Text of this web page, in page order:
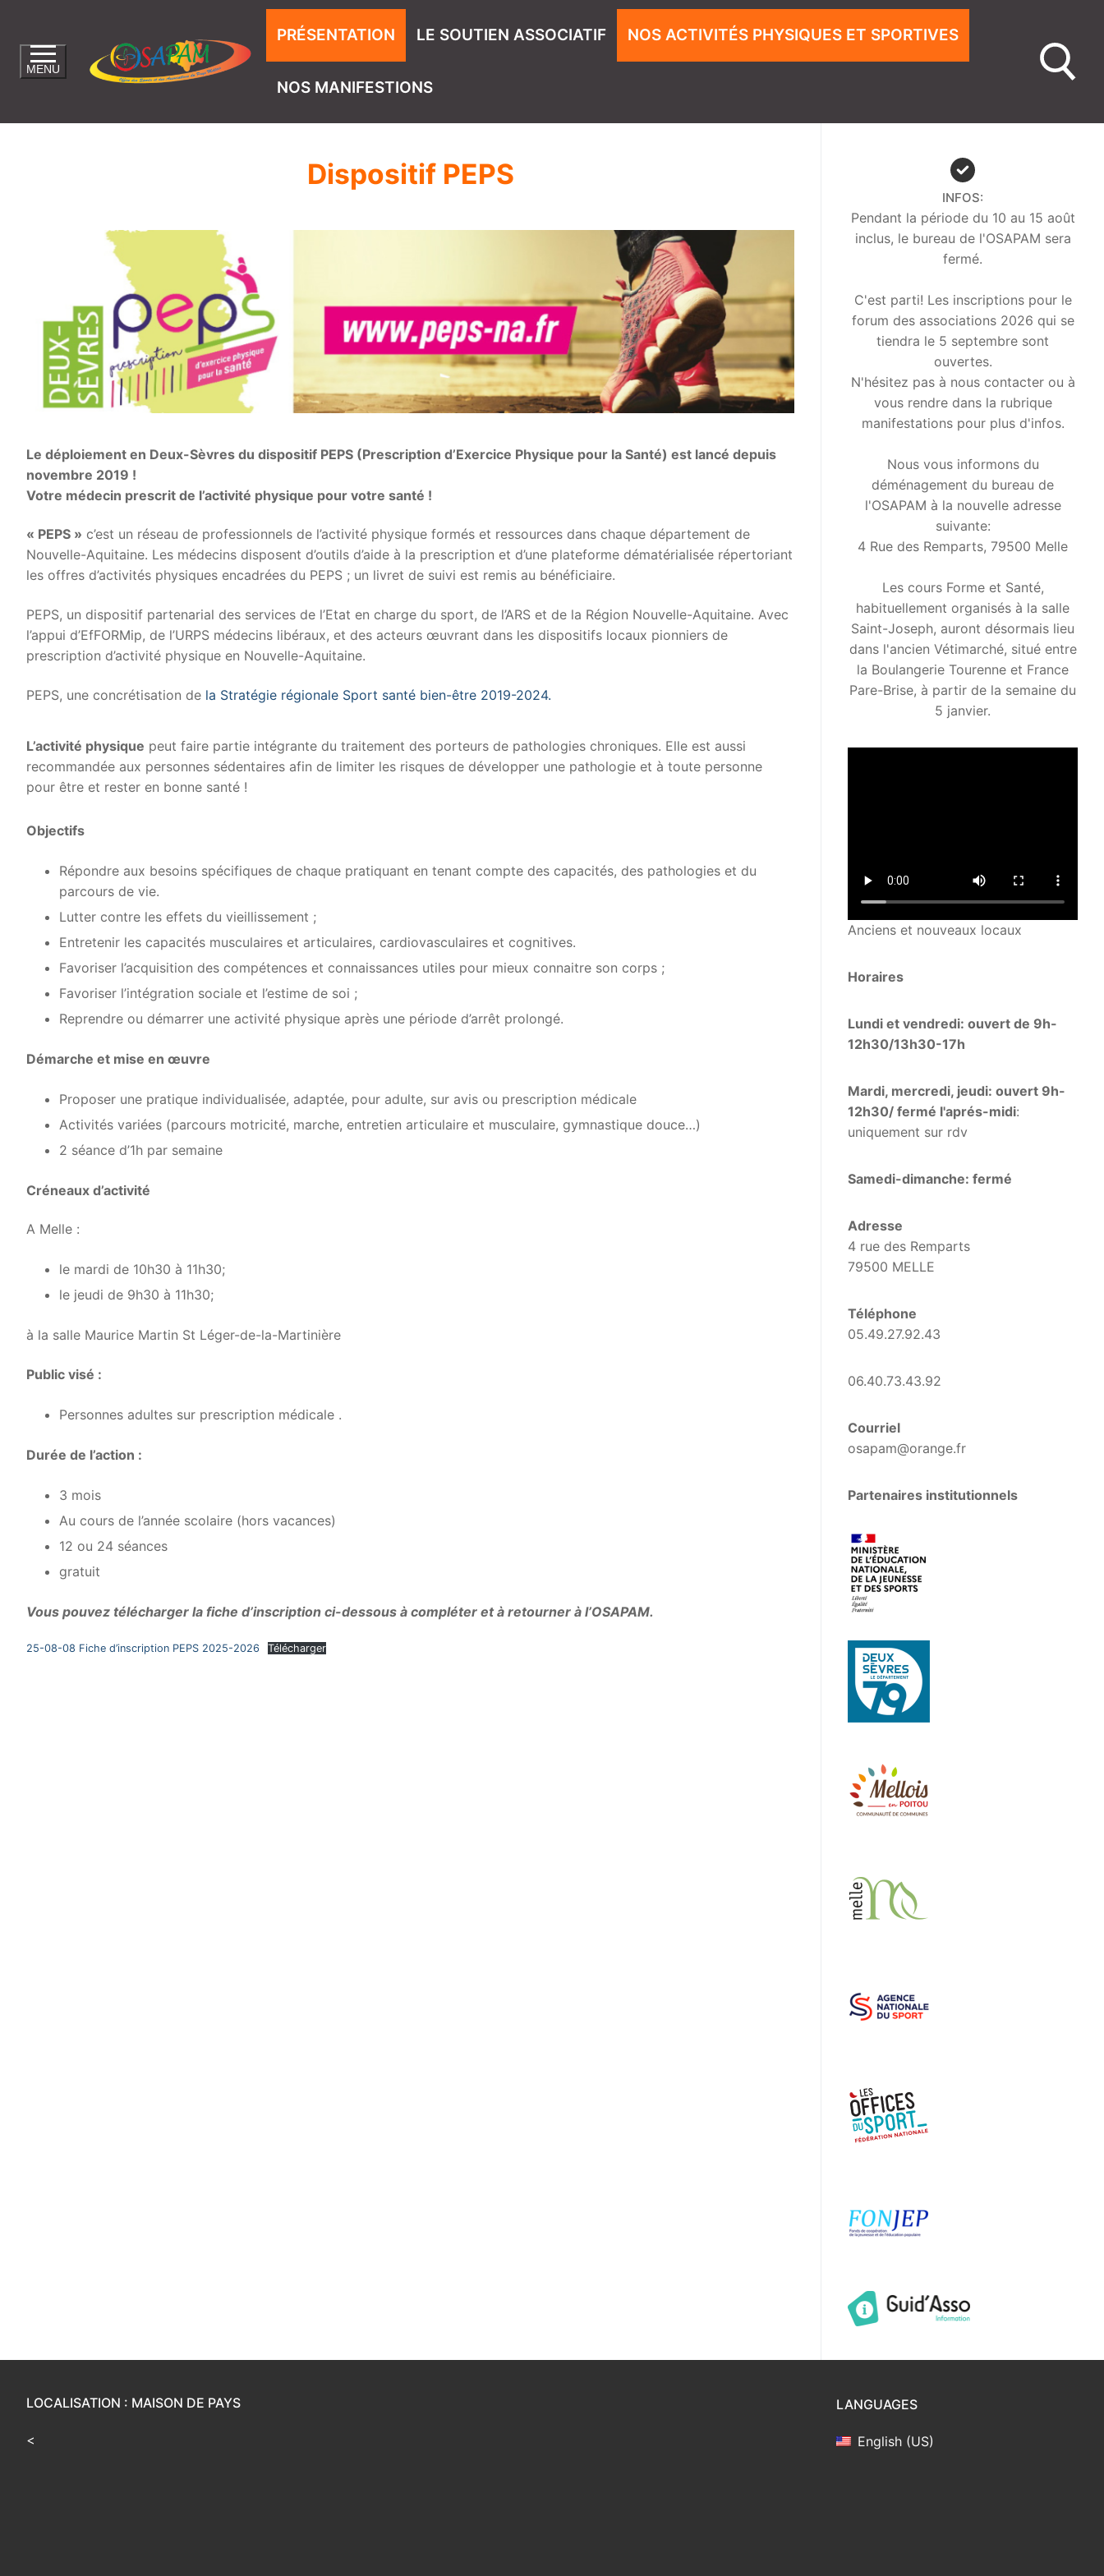
MENU
PRÉSENTATION LE SOUTIEN ASSOCIATIF NOS ACTIVITÉS PHYSIQUES ET SPORTIVES
NOS MANIFESTIONS
Dispositif PEPS
Le déploiement en Deux-Sèvres du dispositif PEPS (Prescription d’Exercice Physique pour la Santé) est lancé depuis
novembre 2019 !
Votre médecin prescrit de l’activité physique pour votre santé !
« PEPS » c’est un réseau de professionnels de l’activité physique formés et ressources dans chaque département de
Nouvelle-Aquitaine. Les médecins disposent d’outils d’aide à la prescription et d’une plateforme dématérialisée répertoriant
les offres d’activités physiques encadrées du PEPS ; un livret de suivi est remis au bénéficiaire.
PEPS, un dispositif partenarial des services de l’Etat en charge du sport, de l’ARS et de la Région Nouvelle-Aquitaine. Avec
l’appui d’EfFORMip, de l’URPS médecins libéraux, et des acteurs œuvrant dans les dispositifs locaux pionniers de
prescription d’activité physique en Nouvelle-Aquitaine.
PEPS, une concrétisation de la Stratégie régionale Sport santé bien-être 2019-2024.
L’activité physique peut faire partie intégrante du traitement des porteurs de pathologies chroniques. Elle est aussi
recommandée aux personnes sédentaires afin de limiter les risques de développer une pathologie et à toute personne
pour être et rester en bonne santé !
Objectifs
Répondre aux besoins spécifiques de chaque pratiquant en tenant compte des capacités, des pathologies et du
parcours de vie.
Lutter contre les effets du vieillissement ;
Entretenir les capacités musculaires et articulaires, cardiovasculaires et cognitives.
Favoriser l’acquisition des compétences et connaissances utiles pour mieux connaitre son corps ;
Favoriser l’intégration sociale et l’estime de soi ;
Reprendre ou démarrer une activité physique après une période d’arrêt prolongé.
Démarche et mise en œuvre
Proposer une pratique individualisée, adaptée, pour adulte, sur avis ou prescription médicale
Activités variées (parcours motricité, marche, entretien articulaire et musculaire, gymnastique douce…)
2 séance d’1h par semaine
Créneaux d’activité
A Melle :
le mardi de 10h30 à 11h30;
le jeudi de 9h30 à 11h30;
à la salle Maurice Martin St Léger-de-la-Martinière
Public visé :
Personnes adultes sur prescription médicale .
Durée de l’action :
3 mois
Au cours de l’année scolaire (hors vacances)
12 ou 24 séances
gratuit
Vous pouvez télécharger la fiche d’inscription ci-dessous à compléter et à retourner à l’OSAPAM.
25-08-08 Fiche d’inscription PEPS 2025-2026 Télécharger
INFOS:
Pendant la période du 10 au 15 août
inclus, le bureau de l'OSAPAM sera
fermé.
C'est parti! Les inscriptions pour le
forum des associations 2026 qui se
tiendra le 5 septembre sont
ouvertes.
N'hésitez pas à nous contacter ou à
vous rendre dans la rubrique
manifestations pour plus d'infos.
Nous vous informons du
déménagement du bureau de
l'OSAPAM à la nouvelle adresse
suivante:
4 Rue des Remparts, 79500 Melle
Les cours Forme et Santé,
habituellement organisés à la salle
Saint-Joseph, auront désormais lieu
dans l'ancien Vétimarché, situé entre
la Boulangerie Tourenne et France
Pare-Brise, à partir de la semaine du
5 janvier.
Anciens et nouveaux locaux
Horaires
Lundi et vendredi: ouvert de 9h-
12h30/13h30-17h
Mardi, mercredi, jeudi: ouvert 9h-
12h30/ fermé l'aprés-midi:
uniquement sur rdv
Samedi-dimanche: fermé
Adresse
4 rue des Remparts
79500 MELLE
Téléphone
05.49.27.92.43
06.40.73.43.92
Courriel
osapam@orange.fr
Partenaires institutionnels
LOCALISATION : MAISON DE PAYS
<
LANGUAGES
English (US)